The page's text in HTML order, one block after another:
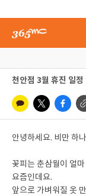
천안점 3월 휴진 일정
안녕하세요. 비만 하
꽃피는 춘삼월이 얼
요즘인데요.
앞으로 가벼워질 옷